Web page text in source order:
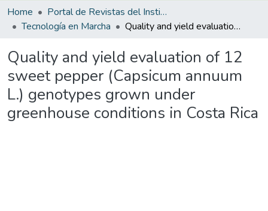
Home
Portal de Revistas del Instituto Tecnológico de Costa Rica
Tecnología en Marcha
Quality and yield evaluation of 12 sweet pepper (Capsicum annuum L.) genotypes grown under greenhouse conditions in Costa Rica
Quality and yield evaluation of 12
sweet pepper (Capsicum annuum
L.) genotypes grown under
greenhouse conditions in Costa Rica